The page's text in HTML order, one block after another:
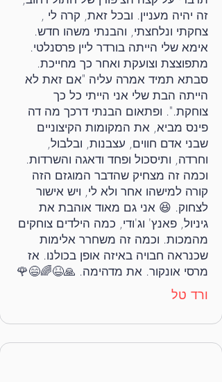
זה יהיה מעניין. ובכל זאת, קרה לי ,
צחקתי ונלחצתי, והבנתי משהו חדש.
אימא שלי הייתה בורדר ליין פרסנלטי.
מתפוצצת וצועקת ואחר כך מחייכת.
סבתא תמיד אמרה עליה "אם זאת לא
הייתה הבת שלי אני הייתי כל כך
צוחקת.". ופתאום הבנתי דרכך מה דה
פינס מביא, את המקומות הקיצוניים
שבני אדם חווים, עצבנות, ובלבול,
וחרדה, ותיסכול ופחד ודאגה והשרדות.
וכמה זה מצחיק שהדבר המוגזם הזה
קורה למישהו אחר ולא לי, ויש אישור
לצחוק. 😆 אני גם מאוד אוהבת את
גיניול, פאנץ' וג'ודי, כמה הילדים צוחקים
מהמכות. וכמה זה משחרר אלימות
שכנראה חבויה באיזה אופן בכולנו. אז
מרסי אונקור. את מדהימה. 🙏😆🌈😄🌹
ורד טל